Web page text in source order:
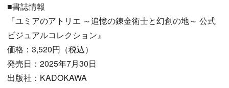
■書誌情報
『ユミアのアトリエ ～追憶の錬金術士と幻創の地～ 公式
ビジュアルコレクション』
価格：3,520円（税込）
発売日：2025年7月30日
出版社：KADOKAWA